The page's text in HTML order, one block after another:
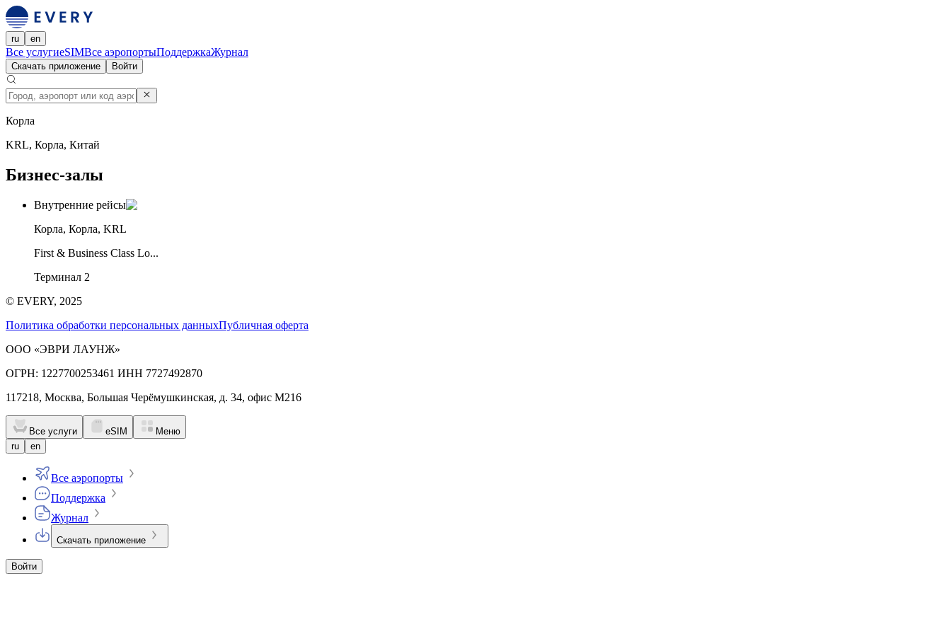
ru en
Все услугиeSIMВсе аэропортыПоддержкаЖурнал
Скачать приложение Войти
Корла
KRL, Корла, Китай
Бизнес-залы
Внутренние рейсы
Корла, Корла, KRL
First & Business Class Lo...
Терминал 2
© EVERY, 2025
Политика обработки персональных данныхПубличная оферта
ООО «ЭВРИ ЛАУНЖ»
ОГРН: 1227700253461 ИНН 7727492870
117218, Москва, Большая Черёмушкинская, д. 34, офис М216
Все услуги eSIM
Меню
ru
en
Все аэропорты
Поддержка
Журнал
Скачать приложение
Войти